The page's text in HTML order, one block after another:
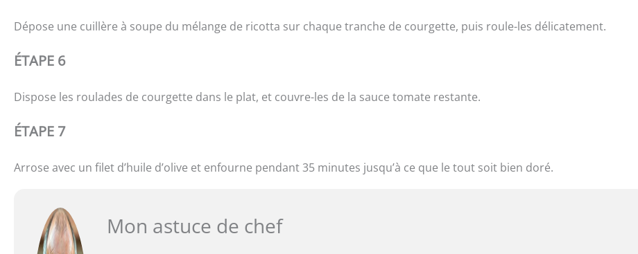
Dépose une cuillère à soupe du mélange de ricotta sur chaque tranche de courgette, puis roule-les délicatement.
ÉTAPE 6
Dispose les roulades de courgette dans le plat, et couvre-les de la sauce tomate restante.
ÉTAPE 7
Arrose avec un filet d’huile d’olive et enfourne pendant 35 minutes jusqu’à ce que le tout soit bien doré.
Mon astuce de chef